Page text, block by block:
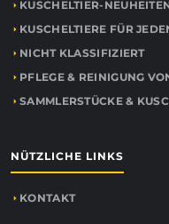
KUSCHELTIER-
KUSCHELTIERE FÜR
NICHT KLASSIFIZIERT
PFLEGE & REINIGUNG
SAMMLERSTÜCKE &
NÜTZLICHE LINKS
KONTAKT